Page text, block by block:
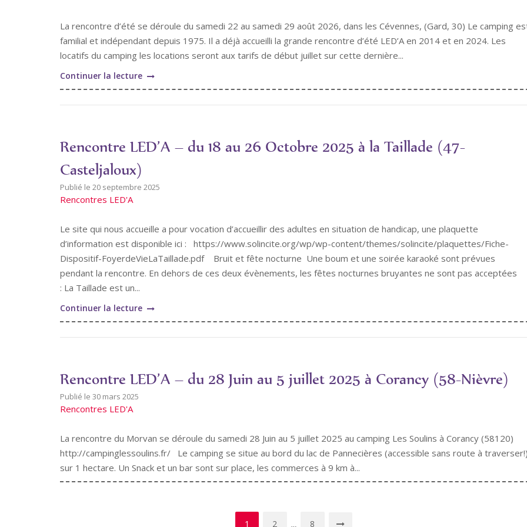
Vieure
(03-
La rencontre d’été se déroule du samedi 22 au samedi 29 août 2026, dans les Cévennes, (Gard, 30) Le camping
familial et indépendant depuis 1975. Il a déjà accueilli la grande rencontre d’été LED’A en 2014 et en 2024. Les
locatifs du camping les locations seront aux tarifs de début juillet sur cette dernière...
"La
grande
RENCONTRE
Août
2026
les
Gard)"
Continuer la lecture
Rencontre LED’A – du 18 au 26 Octobre 2025 à la Taillade (47-
Casteljaloux)
20 septembre 2025
Rencontres LED'A
Le site qui nous accueille a pour vocation d’accueillir des adultes en situation de handicap, une plaquette
d’information est disponible ici : https://www.solincite.org/wp/wp-content/themes/solincite/plaquettes/Fiche-
Dispositif-FoyerdeVieLaTaillade.pdf Bruit et fête nocturne Une boum et une soirée karaoké sont prévues
pendant la rencontre. En dehors de ces deux évènements, les fêtes nocturnes bruyantes ne sont pas acceptées
: La Taillade est un...
"Rencontre
LED’A
–
au
26
Octobre
à
la
Taillade
(47-
Continuer la lecture
Rencontre LED’A – du 28 Juin au 5 juillet 2025 à Corancy (58-Nièvre)
30 mars 2025
Rencontres LED'A
La rencontre du Morvan se déroule du samedi 28 Juin au 5 juillet 2025 au camping Les Soulins à Corancy (58120)
http://campinglessoulins.fr/ Le camping se situe au bord du lac de Pannecières (accessible sans route à
sur 1 hectare. Un Snack et un bar sont sur place, les commerces à 9 km à...
1 2 … 8